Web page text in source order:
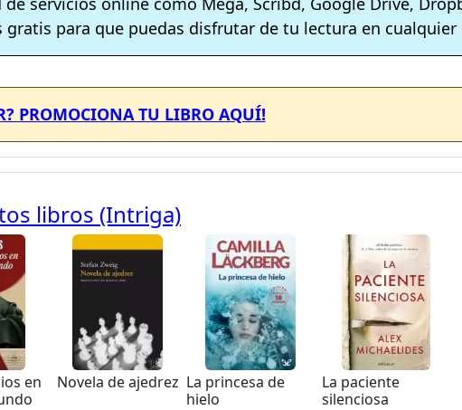
gratis para que puedas disfrutar de tu lectura en
PROMOCIONA TU LIBRO AQUÍ!
libros (Intriga)
en
Novela de ajedrez La princesa de
hielo
La paciente
silenciosa